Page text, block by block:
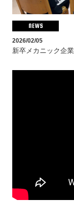
NEWS
2026/02/05
新卒メカニック企